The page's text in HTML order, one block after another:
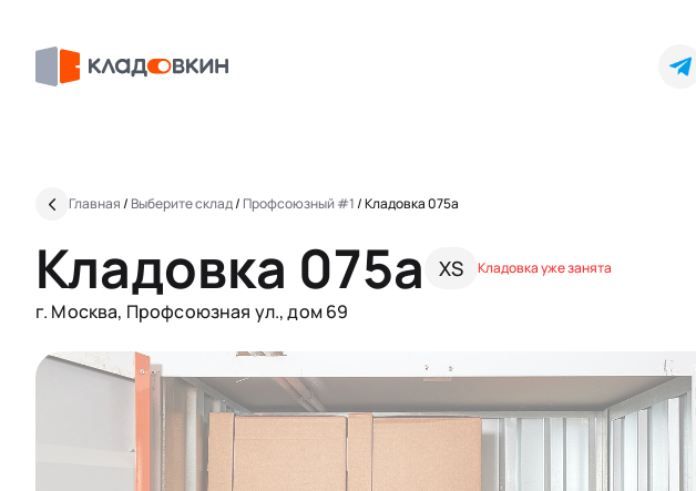
Главная/ Выберите склад/ Профсоюзный #1/Кладовка 075a
Кладовка 075a XS Кладовка уже занята
г. Москва, Профсоюзная ул., дом 69